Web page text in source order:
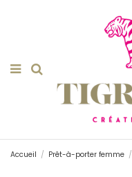
Accueil Prêt-à-porter femme